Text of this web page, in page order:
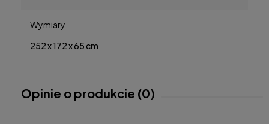
Wymiary
252 x 172 x 65 cm
Opinie o produkcie (0)